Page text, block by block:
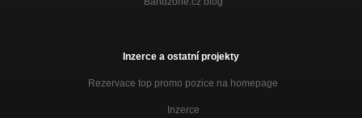
Inzerce a ostatní projekty
Rezervace top promo pozice na homepage
Inzerce